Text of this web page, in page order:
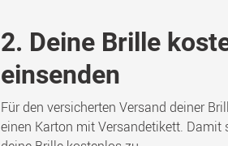
2. Deine Brille
einsenden
Für den versicherten Versand deiner
einen Karton mit Versandetikett. Damit